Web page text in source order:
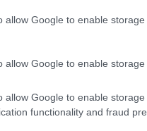
allow Google to enable
allow Google to enable
allow Google to enable
functionality and fraud
migliorare e
a questo mondo. La
di affrontare le
porta con sé la
ogni competizione